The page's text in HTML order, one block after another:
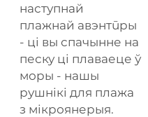
наступнай
плажнай авэнтūры
- ці вы спачынне на
песку ці плаваеце ў
моры - нашы
рушнікі для плажа
з мікроянерыя.